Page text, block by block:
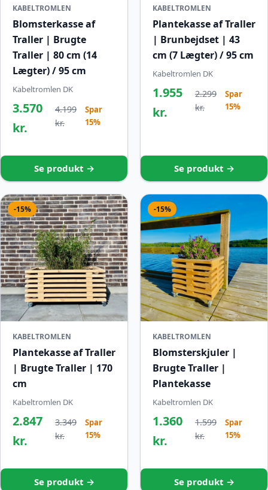
KABELTROMLEN
Blomsterkasse af
Traller | Brugte
Traller | 80 cm (14
Lægter) / 95 cm
Kabeltromlen DK
3.570
kr.
4.199
kr.
Spar
15%
Se produkt →
KABELTROMLEN
Plantekasse af Traller
| Brunbejdset | 43
cm (7 Lægter) / 95 cm
Kabeltromlen DK
1.955
kr.
2.299
kr.
Spar
15%
Se produkt →
-15%
KABELTROMLEN
Plantekasse af Traller
| Brugte Traller | 170
cm
Kabeltromlen DK
2.847
kr.
3.349
kr.
Spar
15%
Se produkt →
-15%
KABELTROMLEN
Blomsterskjuler |
Brugte Traller |
Plantekasse
Kabeltromlen DK
1.360
kr.
1.599
kr.
Spar
15%
Se produkt →